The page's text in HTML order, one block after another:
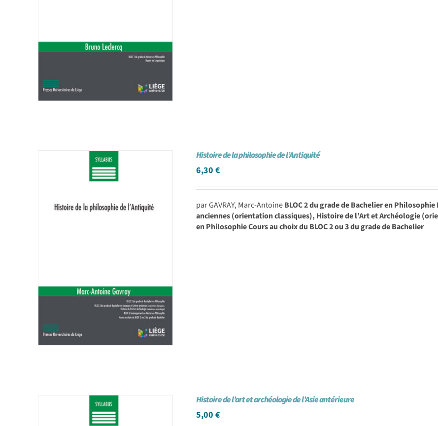
Histoire de la philosophie de l’Antiquité
6,30€
par GAVRAY, Marc-AntoineBLOC 2 du grade de Bachelier en
anciennes (orientation classiques), Histoire de l’Art et Archéologie
en Philosophie Cours au choix du BLOC 2 ou 3 du grade de Bachelier
Histoire de l’art et archéologie de l’Asie antérieure
5,00€